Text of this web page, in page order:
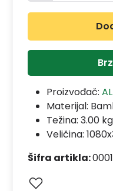
Proizvođač:
Materijal:
Težina: 3.00 kg
Veličina:
Šifra artikla: